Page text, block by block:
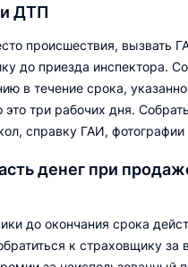
ДТП
происшествия, вызвать
до приезда инспектора.
в течение срока,
это три рабочих дня.
справку ГАИ, фотографии
денег при
до окончания срока
к страховщику за